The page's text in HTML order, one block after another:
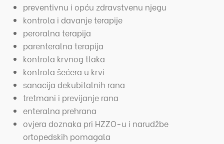
preventivnu i opću zdravstvenu njegu
kontrola i davanje terapije
peroralna terapija
parenteralna terapija
kontrola krvnog tlaka
kontrola šećera u krvi
sanacija dekubitalnih rana
tretmani i previjanje rana
enteralna prehrana
ovjera doznaka pri HZZO-u i narudžbe
ortopedskih pomagala